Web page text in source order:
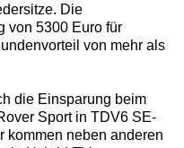
Die
von 5300 Euro für
von mehr als
die Einsparung beim
Sport in TDV6 SE-
kommen neben anderen